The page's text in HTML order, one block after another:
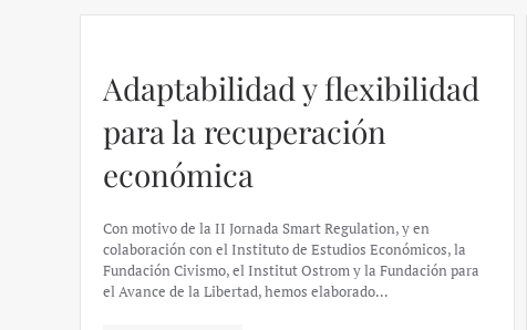
Adaptabilidad y flexibilidad
para la recuperación
económica
Con motivo de la II Jornada Smart Regulation, y en
colaboración con el Instituto de Estudios Económicos, la
Fundación Civismo, el Institut Ostrom y la Fundación para
el Avance de la Libertad, hemos elaborado…